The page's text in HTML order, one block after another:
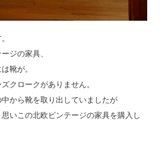
ジの家具、
靴が。
クロークがありません。
から靴を取り出していましたが
いこの北欧ビンテージの家具を購入し